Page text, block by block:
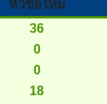
หัวข้อใหม่
36
0
0
18